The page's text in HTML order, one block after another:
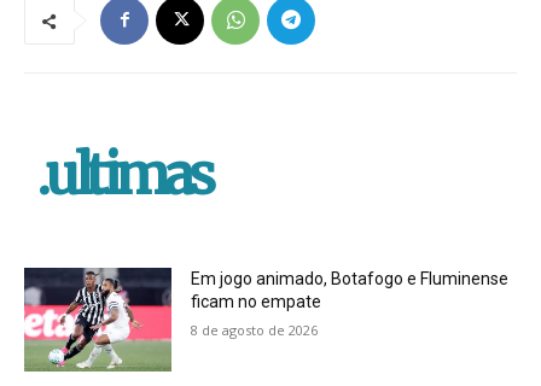
.ultimas
Em jogo animado, Botafogo e Fluminense
ficam no empate
8 de agosto de 2026